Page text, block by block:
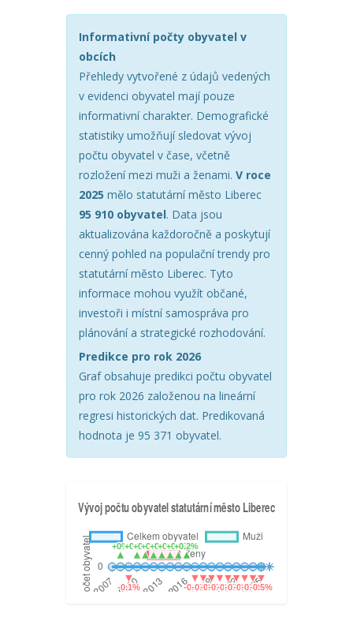
Informativní počty obyvatel v
obcích
Přehledy vytvořené z údajů vedených
v evidenci obyvatel mají pouze
informativní charakter. Demografické
statistiky umožňují sledovat vývoj
počtu obyvatel v čase, včetně
rozložení mezi muži a ženami. V roce
2025 mělo statutární město Liberec
95 910 obyvatel. Data jsou
aktualizována každoročně a poskytují
cenný pohled na populační trendy pro
statutární město Liberec. Tyto
informace mohou využít občané,
investoři i místní samospráva pro
plánování a strategické rozhodování.
Predikce pro rok 2026
Graf obsahuje predikci počtu obyvatel
pro rok 2026 založenou na lineární
regresi historických dat. Predikovaná
hodnota je 95 371 obyvatel.